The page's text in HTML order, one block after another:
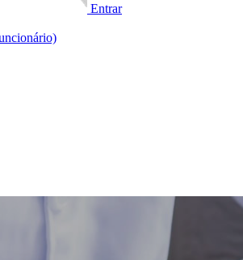
Entrar